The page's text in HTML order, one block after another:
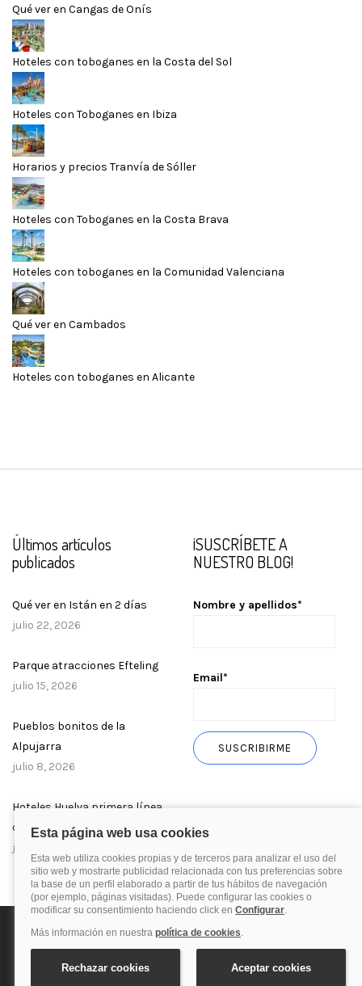
Qué ver en Cangas de Onís
Hoteles con toboganes en la Costa del Sol
Hoteles con Toboganes en Ibiza
Horarios y precios Tranvía de Sóller
Hoteles con Toboganes en la Costa Brava
Hoteles con toboganes en la Comunidad Valenciana
Qué ver en Cambados
Hoteles con toboganes en Alicante
Últimos artículos
publicados
Qué ver en Istán en 2 días
julio 22, 2026
Parque atracciones Efteling
julio 15, 2026
Pueblos bonitos de la
Alpujarra
julio 8, 2026
Hoteles Huelva primera línea
de playa
julio 1, 2026
¡SUSCRÍBETE A
NUESTRO BLOG!
Nombre y apellidos*
Email*
© 2025 Blog de quehoteles.com. Todos los derechos reservados.